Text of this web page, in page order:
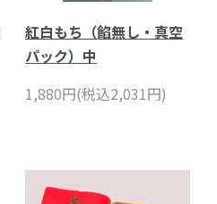
紅白もち（餡無し・真空
パック）中
1,880円(税込2,031円)